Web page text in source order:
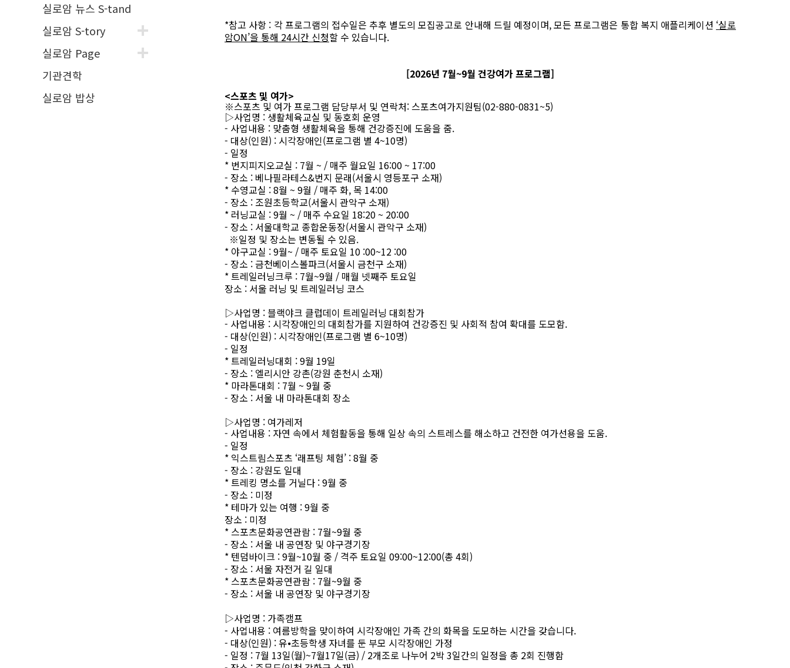
실로암 뉴스 S-tand
실로암 S-tory
실로암 Page
기관견학
실로암 밥상
*참고 사항 : 각 프로그램의 접수일은 추후 별도의 모집공고로 안내해 드릴 예정이며,모든 프로그램은 통합 복지 애플리케이션 ‘실로
암ON’을 통해 24시간 신청할 수 있습니다.
[2026년 7월~9월 건강여가 프로그램]
<스포츠 및 여가>
※스포츠 및 여가 프로그램 담당부서 및 연락처:스포츠여가지원팀(02-880-0831~5)
▷사업명 : 생활체육교실 및 동호회 운영
- 사업내용 : 맞춤형 생활체육을 통해 건강증진에 도움을 줌.
- 대상(인원) : 시각장애인(프로그램 별 4~10명)
- 일정
* 번지피지오교실 : 7월 ~ / 매주 월요일 16:00 ~ 17:00
- 장소 : 베나필라테스&번지 문래(서울시 영등포구 소재)
* 수영교실 : 8월 ~ 9월 / 매주 화, 목 14:00
- 장소 : 조원초등학교(서울시 관악구 소재)
* 러닝교실 : 9월 ~ / 매주 수요일 18:20 ~ 20:00
- 장소 : 서울대학교 종합운동장(서울시 관악구 소재)
※일정 및 장소는 변동될 수 있음.
* 야구교실 : 9월~ / 매주 토요일 10 :00~12 :00
- 장소 :금천베이스볼파크(서울시 금천구 소재)
*트레일러닝크루 : 7월~9월 / 매월 넷째주 토요일
장소 : 서울 러닝 및 트레일러닝 코스
▷사업명 : 블랙야크 클럽데이 트레일러닝 대회참가
- 사업내용 : 시각장애인의 대회참가를 지원하여 건강증진 및 사회적 참여 확대를 도모함.
- 대상(인원) : 시각장애인(프로그램 별 6~10명)
- 일정
*트레일러닝대회 : 9월 19일
- 장소 : 엘리시안 강촌(강원 춘천시 소재)
* 마라톤대회 : 7월 ~ 9월 중
- 장소 : 서울 내 마라톤대회 장소
▷사업명 : 여가레저
- 사업내용 : 자연 속에서 체험활동을 통해 일상 속의 스트레스를 해소하고 건전한 여가선용을 도움.
- 일정
* 익스트림스포츠 ‘래프팅 체험’ : 8월 중
- 장소 : 강원도 일대
*트레킹 명소를 거닐다 : 9월 중
- 장소 : 미정
* 테마가 있는 여행 : 9월 중
장소 : 미정
*스포츠문화공연관람 : 7월~9월 중
- 장소 : 서울 내 공연장 및 야구경기장
* 텐덤바이크 : 9월~10월 중 / 격주 토요일 09:00~12:00(총 4회)
- 장소 : 서울 자전거 길 일대
*스포츠문화공연관람 : 7월~9월 중
- 장소 : 서울 내 공연장 및 야구경기장
▷사업명 : 가족캠프
- 사업내용 : 여름방학을 맞이하여 시각장애인 가족 간의 화목을 도모하는 시간을 갖습니다.
- 대상(인원) :유⦁초등학생 자녀를 둔 부모 시각장애인 가정
- 일정 : 7월 13일(월)~7월17일(금) / 2개조로 나누어 2박3일간의 일정을 총 2회 진행함